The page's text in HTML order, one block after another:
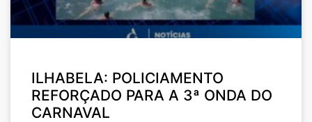
ILHABELA: POLICIAMENTO
REFORÇADO PARA A 3ª ONDA DO
CARNAVAL